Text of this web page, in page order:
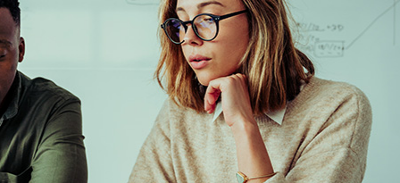
Contracting solaire
Soutiens financiers et rétribution